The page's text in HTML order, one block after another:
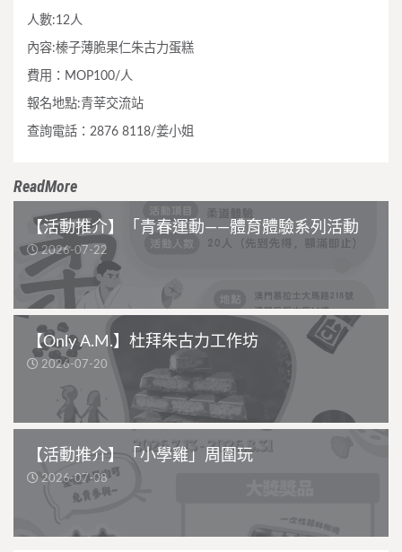
人數:12人
內容:榛子薄脆果仁朱古力蛋糕
費用：MOP100/人
報名地點:青莘交流站
查詢電話：2876 8118/姜小姐
ReadMore
【活動推介】「青春運動——體育體驗系列活動
2026-07-22
【Only A.M.】杜拜朱古力工作坊
2026-07-20
【活動推介】「小學雞」周圍玩
2026-07-08